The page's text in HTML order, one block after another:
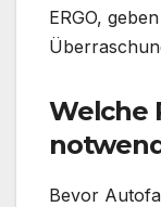
ERGO,
Welche
Bevor